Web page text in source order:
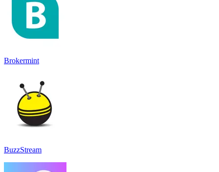
Brokermint
BuzzStream